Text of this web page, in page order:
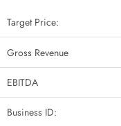
Target Price:
Gross Revenue
EBITDA
Business ID: